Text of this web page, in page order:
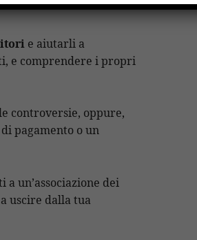
e aiutarli a
e comprendere i propri
controversie, oppure,
pagamento o un
a un’associazione dei
uscire dalla tua